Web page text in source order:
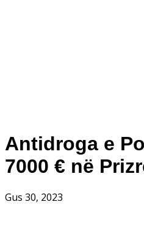
Antidroga e
7000 € në
Gus 30, 2023